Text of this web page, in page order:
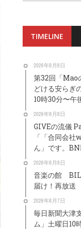
TIMELINE
2026年8月8日
第32回「Mao
どける安ら
10時30分〜午
2026年8月8日
GIVEの流儀
「「合同会
ん」です。
2026年8月8日
音楽の館
届け！再放送
2026年8月7日
毎日新聞大津
ム」土曜日10